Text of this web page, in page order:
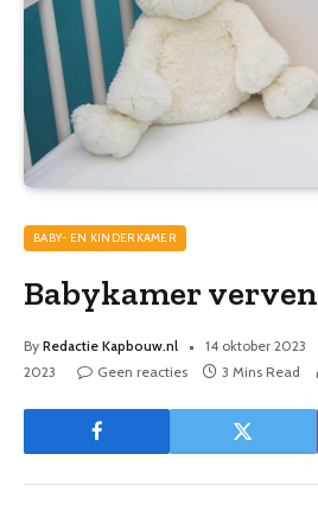
BABY- EN KINDERKAMER
Babykamer verven
By Redactie Kapbouw.nl 14 oktober 2023
2023
Geen reacties 3 Mins Read